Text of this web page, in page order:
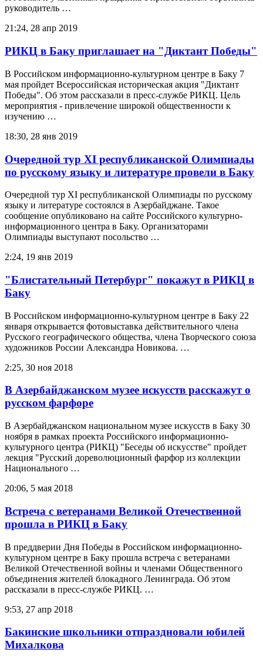
руководитель …
21:24, 28 апр 2019
РИКЦ в Баку приглашает на "Диктант Победы"
В Российском информационно-культурном центре в Баку 7
мая пройдет Всероссийская историческая акция "Диктант
Победы". Об этом рассказали в пресс-службе РИКЦ. Цель
мероприятия - привлечение широкой общественности к
изучению …
18:30, 28 янв 2019
Очередной тур ХI республиканской Олимпиады
по русскому языку и литературе провели в Баку
Очередной тур ХI республиканской Олимпиады по русскому
языку и литературе состоялся в Азербайджане. Такое
сообщение опубликовано на сайте Российского культурно-
информационного центра в Баку. Организаторами
Олимпиады выступают посольство …
2:24, 19 янв 2019
"Блистательный Петербург" покажут в РИКЦ в
Баку
В Российском информационно-культурном центре в Баку 22
января открывается фотовыставка действительного члена
Русского географического общества, члена Творческого союза
художников России Александра Новикова. …
2:25, 30 ноя 2018
В Азербайджанском музее искусств расскажут о
русском фарфоре
В Азербайджанском национальном музее искусств в Баку 30
ноября в рамках проекта Российского информационно-
культурного центра (РИКЦ) "Беседы об искусстве" пройдет
лекция "Русский дореволюционный фарфор из коллекции
Национального …
20:06, 5 мая 2018
Встреча с ветеранами Великой Отечественной
прошла в РИКЦ в Баку
В преддверии Дня Победы в Российском информационно-
культурном центре в Баку прошла встреча с ветеранами
Великой Отечественной войны и членами Общественного
объединения жителей блокадного Ленинграда. Об этом
рассказали в пресс-службе РИКЦ. …
9:53, 27 апр 2018
Бакинские школьники отпраздновали юбилей
Михалкова